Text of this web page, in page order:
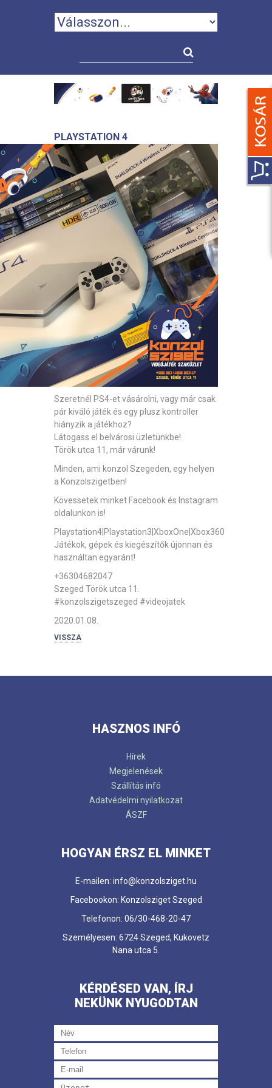
PLAYSTATION 4
Szeretnél PS4-et vásárolni, vagy már csak
pár kiváló játék és egy plusz kontroller
hiányzik a játékhoz?
Látogass el belvárosi üzletünkbe!
Török utca 11, már várunk!
Minden, ami konzol Szegeden, egy helyen
a Konzolszigetben!
Kövessetek minket Facebook és Instagram
oldalunkon is!
Playstation4|Playstation3|XboxOne|Xbox360
Játékok, gépek és kiegészítők újonnan és
használtan egyaránt!
+36304682047
Szeged Török utca 11.
#konzolszigetszeged #videojatek
2020.01.08.
VISSZA
HASZNOS INFÓ
Hírek
Megjelenések
Szállítás infó
Adatvédelmi nyilatkozat
ÁSZF
HOGYAN ÉRSZ EL MINKET
E-mailen: info@konzolsziget.hu
Facebookon: Konzolsziget Szeged
Telefonon: 06/30-468-20-47
Személyesen: 6724 Szeged, Kukovetz
Nana utca 5.
KÉRDÉSED VAN, ÍRJ
NEKÜNK NYUGODTAN